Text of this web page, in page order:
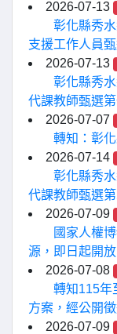
2026-07-13
彰化縣秀
支援工作人員
2026-07-13
彰化縣秀
代課教師甄選
2026-07-07
轉知：彰
2026-07-14
彰化縣秀
代課教師甄選
2026-07-09
國家人權
源，即日起開
2026-07-08
轉知115年
方案，經公開
2026-07-09